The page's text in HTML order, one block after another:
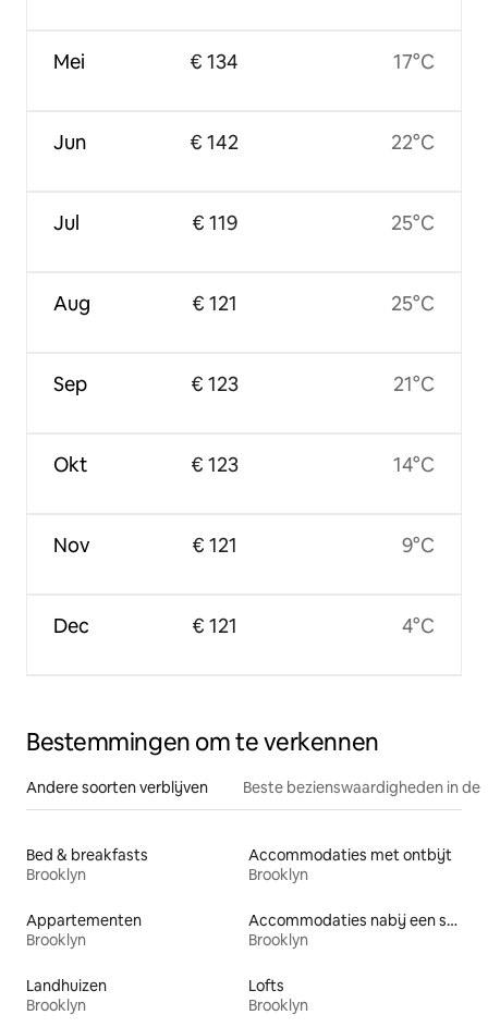
Mei
Jun
Jul
Aug
Sep
Okt
Nov
Dec
€ 134
€ 142
€ 119
€ 121
€ 123
€ 123
€ 121
€ 121
17°C
22°C
25°C
25°C
21°C
14°C
9°C
4°C
Bestemmingen om te verkennen
Andere soorten verblijven Beste bezienswaardigheden in de
Bed & breakfasts
Brooklyn
Accommodaties met ontbijt
Brooklyn
Appartementen
Brooklyn
Accommodaties nabij een strand
Brooklyn
Landhuizen
Brooklyn
Lofts
Brooklyn